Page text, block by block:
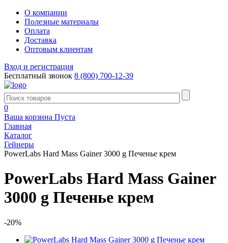
О компании
Полезные материалы
Оплата
Доставка
Оптовым клиентам
Вход и регистрация
Бесплатный звонок 8 (800) 700-12-39
0
Ваша корзина Пуста
Главная
Каталог
Гейнеры
PowerLabs Hard Mass Gainer 3000 g Печенье крем
PowerLabs Hard Mass Gainer
3000 g Печенье крем
-20%